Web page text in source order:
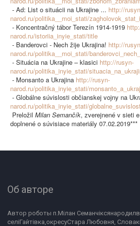
- Ad: List o situácii na Ukrajine ... http://
narod.ru/politika__moi_stati/zagholovok_stat_i
- Koncentračný tábor Terezín 1914-1919
narod.ru/istoriia_inyie_stati/title
- Banderovci - Nech žije Ukrajina! http://
narod.ru/politika__moi_stati/
- Situácia na Ukrajine – klasici http://rusyn-
narod.ru/politika_inyie_stati/
- Monsanto a Ukrajina http://rusyn-
narod.ru/politika_inyie_stati/
- Globálne súvislosti občianskej vojny na
narod.ru/politika_inyie_stati/
Preložil Milan Semančík, zverejnené v sieti
doplnené o súvisiace materiály 07.02.2019***
Об авторе
Автор роботы п.Мілан
селіГайтівка,окресуСтара Любовня,